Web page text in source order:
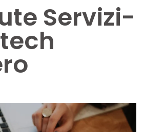
Servizi-